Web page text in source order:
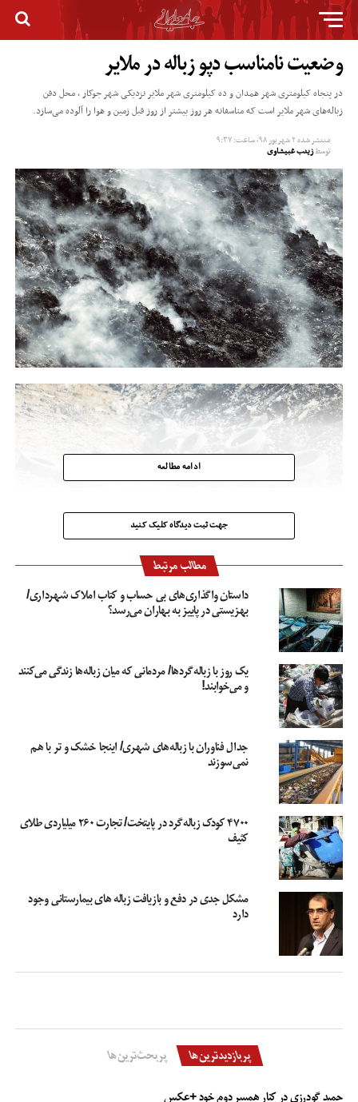
وضعیت نامناسب دپو زباله در ملایر
در پنجاه کیلومتری شهر همدان و ده کیلومتری شهر ملایر نزدیکی شهر جوکار ، محل دفن
زباله‌های شهر ملایر است که متاسفانه هر روز بیشتر از روز قبل زمین و هوا را آلوده می‌سازد.
منتشر شده۲ شهریور ۹۸, ساعت: ۹:۳۷
توسطزینب غبیشاوی
جهت ثبت دیدگاه کلیک کنید
ادامه مطالعه
مطالب مرتبط
داستان واگذاری‌های بی حساب و کتاب املاک شهرداری/
بهزیستی در پاییز به بهاران می‌رسد؟
یک روز با زباله‌گردها/ مردمانی که میان زباله‌ها زندگی می‌کنند
و می‌خوابند!
جدال فناوران با زباله‌های شهری/ اینجا خشک و تر با هم
نمی‌سوزند
۴۷۰۰ کودک زباله‌گرد در پایتخت/ تجارت ۲۶۰ میلیاردی طلای
کثیف
مشکل جدی در دفع و بازیافت زباله های بیمارستانی وجود
دارد
پربازدیدترین‌ها پربحث‌ترین‌ها
حمید گودرزی در کنار همسر دوم خود +عکس